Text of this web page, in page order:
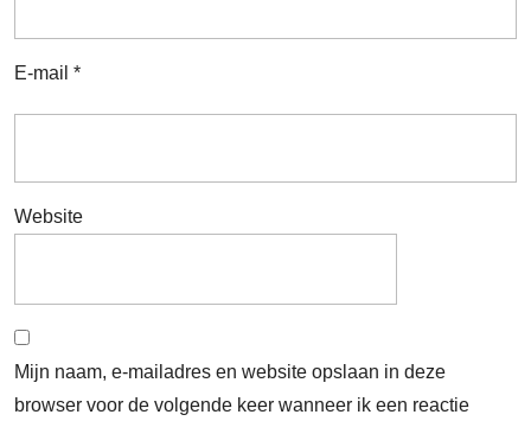
E-mail *
Website
Mijn naam, e-mailadres en website opslaan in deze
browser voor de volgende keer wanneer ik een reactie